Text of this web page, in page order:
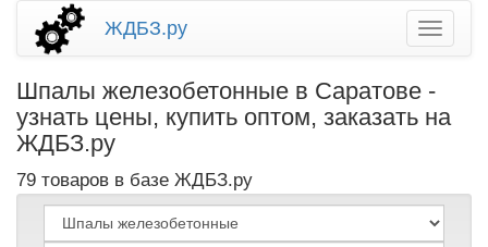
ЖДБЗ.ру
Шпалы железобетонные в Саратове -
узнать цены, купить оптом, заказать на
ЖДБЗ.ру
79 товаров в базе ЖДБЗ.ру